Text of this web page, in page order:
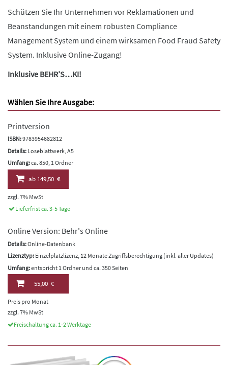
Schützen Sie Ihr Unternehmen vor Reklamationen und
Beanstandungen mit einem robusten Compliance
Management System und einem wirksamen Food Fraud Safety
System. Inklusive Online-Zugang!
Inklusive BEHR’S…KI!
Wählen Sie Ihre Ausgabe:
Printversion
ISBN:9783954682812
Details: Loseblattwerk, A5
Umfang:ca. 850, 1 Ordner
ab149,50 €
zzgl. 7% MwSt
Lieferfrist ca. 3-5 Tage
Online Version: Behr's Online
Details:Online-Datenbank
Lizenztyp: Einzelplatzlizenz, 12 Monate Zugriffsberechtigung (inkl. aller Updates)
Umfang:entspricht 1 Ordner und ca. 350 Seiten
55,00 €
Preis pro Monat
zzgl. 7% MwSt
Freischaltung ca. 1-2 Werktage